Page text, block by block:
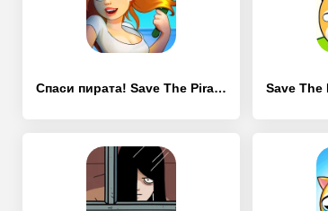
Спаси пирата! Save The Pirate! - [Взлом/МОД Меню]